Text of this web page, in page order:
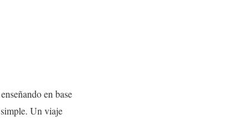
en base
Un viaje